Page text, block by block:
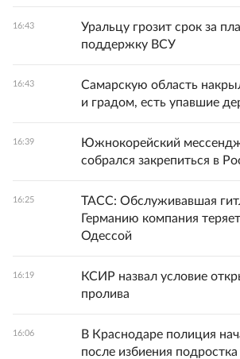
16:43
Уральцу грозит срок за
поддержку ВСУ
16:43
Самарскую область
и градом, есть упавшие
16:39
Южнокорейский
собрался закрепиться в
16:25
ТАСС: Обслуживавшая
Германию компания
Одессой
16:19
КСИР назвал условие
пролива
16:06
В Краснодаре полиция
после избиения подростка